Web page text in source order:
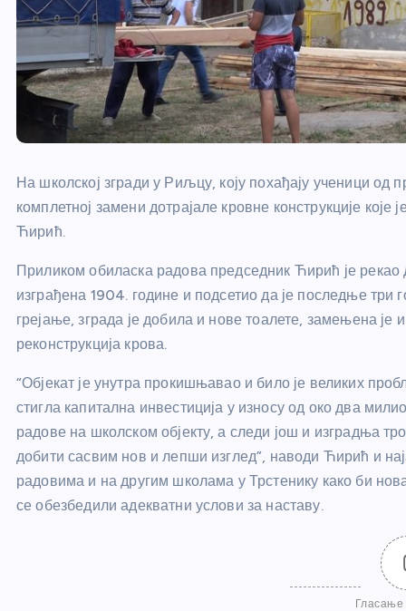
На школској згради у Риљцу, коју похађају ученици од
комплетној замени дотрајале кровне конструкције
Ћирић.
Приликом обиласка радова председник Ћирић је рекао
изграђена 1904. године и подсетио да је последње
грејање, зграда је добила и нове тоалете, замењена
реконструкција крова.
“Објекат је унутра прокишњавао и било је великих
стигла капитална инвестиција у износу од око два
радове на школском објекту, а следи још и изградња
добити сасвим нов и лепши изглед”, наводи Ћирић и
радовима и на другим школама у Трстенику како би
се обезбедили адекватни услови за наставу.
Гласање